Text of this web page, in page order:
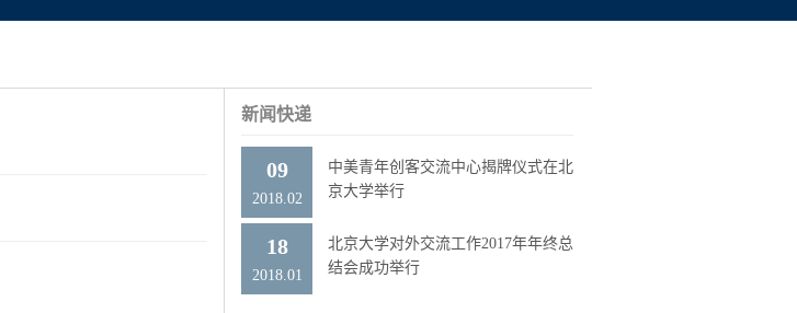
新闻快递
09
2018.02
中美青年创客交流中心揭牌仪式在北
京大学举行
18
2018.01
北京大学对外交流工作2017年年终总
结会成功举行